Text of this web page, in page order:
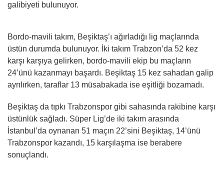
galibiyeti bulunuyor.
Bordo-mavili takım, Beşiktaş’ı ağırladığı lig maçlarında
üstün durumda bulunuyor. İki takım Trabzon’da 52 kez
karşı karşıya gelirken, bordo-mavili ekip bu maçların
24’ünü kazanmayı başardı. Beşiktaş 15 kez sahadan galip
ayrılırken, taraflar 13 müsabakada ise eşitliği bozamadı.
Beşiktaş da tıpkı Trabzonspor gibi sahasında rakibine karşı
üstünlük sağladı. Süper Lig’de iki takım arasında
İstanbul’da oynanan 51 maçın 22’sini Beşiktaş, 14’ünü
Trabzonspor kazandı, 15 karşılaşma ise berabere
sonuçlandı.